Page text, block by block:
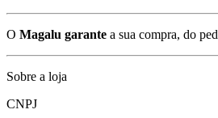
O Magalu garante a sua compra, do
Sobre a loja
CNPJ